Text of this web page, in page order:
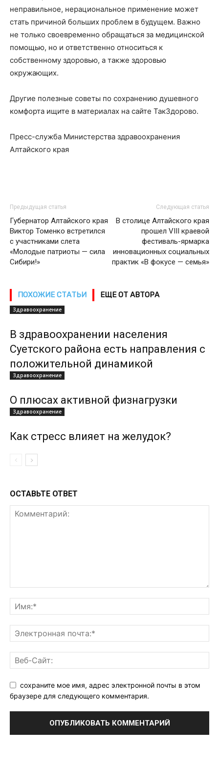
неправильное, нерациональное применение может
стать причиной больших проблем в будущем. Важно
не только своевременно обращаться за медицинской
помощью, но и ответственно относиться к
собственному здоровью, а также здоровью
окружающих.
Другие полезные советы по сохранению душевного
комфорта ищите в материалах на сайте ТакЗдорово.
Пресс-служба Министерства здравоохранения
Алтайского края
Предыдущая статья
Губернатор Алтайского края
Виктор Томенко встретился
с участниками слета
«Молодые патриоты — сила
Сибири!»
Следующая статья
В столице Алтайского края
прошел VIII краевой
фестиваль-ярмарка
инновационных социальных
практик «В фокусе — семья»
ПОХОЖИЕ СТАТЬИ ЕЩЕ ОТ АВТОРА
Здравоохранение
В здравоохранении населения
Суетского района есть направления с
положительной динамикой
Здравоохранение
О плюсах активной физнагрузки
Здравоохранение
Как стресс влияет на желудок?
ОСТАВЬТЕ ОТВЕТ
сохраните мое имя, адрес электронной почты в этом
браузере для следующего комментария.